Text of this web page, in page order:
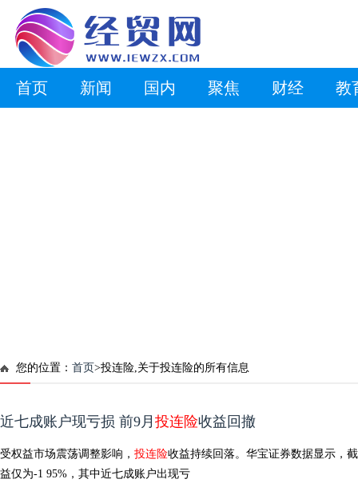
首页 新闻 国内 聚焦 财经 教
您的位置： 首页>投连险,关于投连险的所有信息
近七成账户现亏损 前9月 投连险收益回撤
受权益市场震荡调整影响， 投连险收益持续回落。华宝证券数据显示，
益仅为-1 95%，其中近七成账户出现亏